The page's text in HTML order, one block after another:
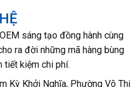
sáng tạo đồng hành cùng
ra đời những mã hàng bùng
tiết kiệm chi phí.
Kỳ Khởi Nghĩa, Phường Võ Thị